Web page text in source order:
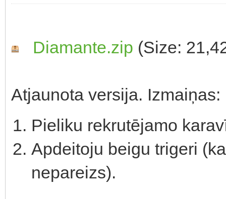
Diamante.zip (Size:
Atjaunota versija. Izmaiņas:
Pieliku rekrutējamo
Apdeitoju beigu trigeri
nepareizs).